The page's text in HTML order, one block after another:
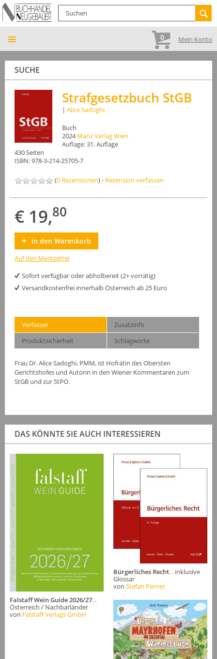
0 Mein Konto
SUCHE
Strafgesetzbuch StGB
| Alice Sadoghi
Buch
2024Manz Verlag Wien
Auflage: 31. Auflage
430 Seiten
ISBN: 978-3-214-25705-7
(0 Rezensionen) - Rezension verfassen
€ 19,80
in den Warenkorb
Auf den Merkzettel
Sofort verfügbar oder abholbereit (2+ vorrätig)
Versandkostenfrei innerhalb Österreich ab 25 Euro
Verfasser
Zusatzinfo
Produktsicherheit
Schlagworte
Frau Dr. Alice Sadoghi, PMM, ist Hofrätin des Obersten
Gerichtshofes und Autorin in den Wiener Kommentaren zum
StGB und zur StPO.
DAS KÖNNTE SIE AUCH INTERESSIEREN
Falstaff Wein Guide 2026/27. .
Österreich / Nachbarländer
von Falstaff Verlags GmbH
Bürgerliches Recht. . inklusive
Glossar
von Stefan Perner